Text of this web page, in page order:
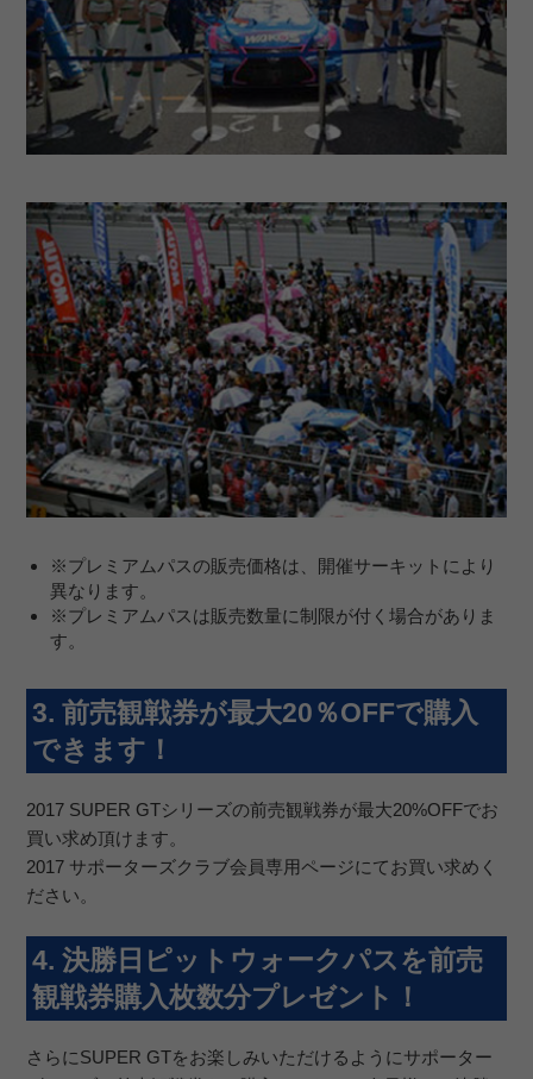
※プレミアムパスの販売価格は、開催サーキットにより
異なります。
※プレミアムパスは販売数量に制限が付く場合がありま
す。
3. 前売観戦券が最大20％OFFで購入
できます！
2017 SUPER GTシリーズの前売観戦券が最大20%OFFでお
買い求め頂けます。
2017 サポーターズクラブ会員専用ページにてお買い求めく
ださい。
4. 決勝日ピットウォークパスを前売
観戦券購入枚数分プレゼント！
さらにSUPER GTをお楽しみいただけるようにサポーター